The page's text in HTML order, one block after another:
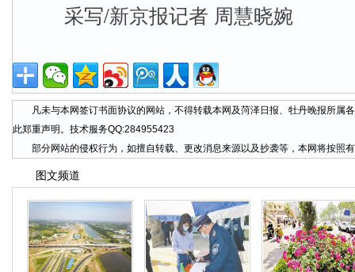
采写/新京报记者 周慧晓婉
凡未与本网签订书面协议的网站，不得转载本网及菏泽日报、牡丹晚报所属
此郑重声明。技术服务QQ:284955423
部分网站的侵权行为，如擅自转载、更改消息来源以及抄袭等，本网将按照
图文频道